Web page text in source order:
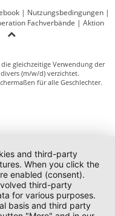
| Nutzungsbedingungen |
Fachverbände | Aktion
gleichzeitige Verwendung der
(m/w/d) verzichtet.
für alle Geschlechter.
and third-party
When you click the
enabled (consent).
third-party
for various purposes.
basis and third party